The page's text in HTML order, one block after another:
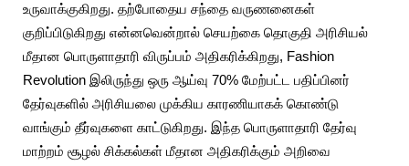
உருவாக்குகிறது. தற்போதைய சந்தை வருணனைகள்
குறிப்பிடுகிறது என்னவென்றால் செயற்கை தொகுதி அரிசியல்
மீதான பொருளாதாரி விருப்பம் அதிகரிக்கிறது, Fashion
Revolution இலிருந்து ஒரு ஆய்வு 70% மேற்பட்ட பதிப்பினர்
தேர்வுகளில் அரிசியலை முக்கிய காரணியாகக் கொண்டு
வாங்கும் தீர்வுகளை காட்டுகிறது. இந்த பொருளாதாரி தேர்வு
மாற்றம் சூழல் சிக்கல்கள் மீதான அதிகரிக்கும் அறிவை